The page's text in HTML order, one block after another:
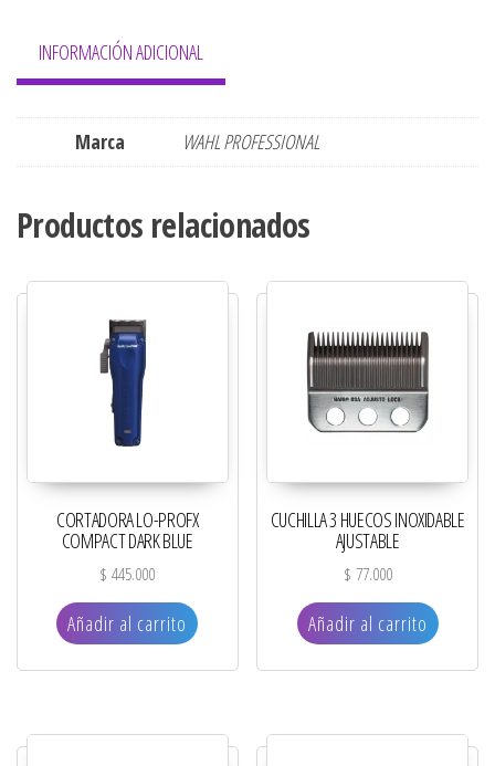
INFORMACIÓN ADICIONAL
Marca WAHL PROFESSIONAL
Productos relacionados
CORTADORA LO-PROFX
COMPACT DARK BLUE
$ 445.000
Añadir al carrito
CUCHILLA 3 HUECOS INOXIDABLE
AJUSTABLE
$ 77.000
Añadir al carrito